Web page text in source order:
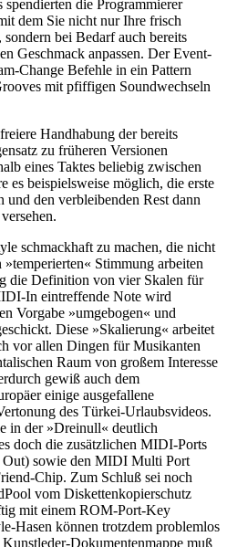
die Programmierer
dem Sie nicht nur Ihre frisch
bei Bedarf auch bereits
Geschmack anpassen. Der Event-
Change Befehle in ein Pattern
mit pfiffigen Soundwechseln
Handhabung der bereits
zu früheren Versionen
eines Taktes beliebig zwischen
es beispielsweise möglich, die erste
und den verbleibenden Rest dann
schmackhaft zu machen, die nicht
Stimmung arbeiten
die Definition von vier Skalen für
In eintreffende Note wird
Vorgabe »umgebogen« und
Diese »Skalierung« arbeitet
vor allen Dingen für Musikanten
Raum von großem Interesse
gewiß auch dem
einige ausgefallene
des Türkei-Urlaubsvideos.
in der »Dreinull« deutlich
doch die zusätzlichen MIDI-Ports
sowie den MIDI Multi Port
Chip. Zum Schluß sei noch
vom Diskettenkopierschutz
mit einem ROM-Port-Key
Hasen können trotzdem problemlos
Dokumentenmappe muß